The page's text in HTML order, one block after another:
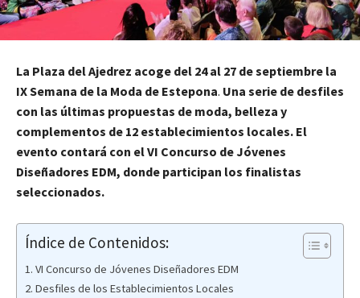
La Plaza del Ajedrez acoge del 24 al 27 de septiembre la
IX Semana de la Moda de Estepona. Una serie de desfiles
con las últimas propuestas de moda, belleza y
complementos de 12 establecimientos locales. El
evento contará con el VI Concurso de Jóvenes
Diseñadores EDM, donde participan los finalistas
seleccionados.
Índice de Contenidos:
VI Concurso de Jóvenes Diseñadores EDM
Desfiles de los Establecimientos Locales